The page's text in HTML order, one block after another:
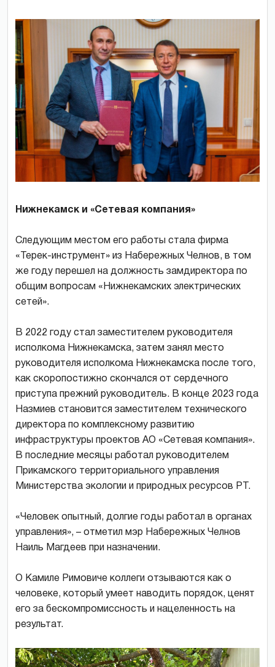
Нижнекамск и «Сетевая компания»
Следующим местом его работы стала фирма
«Терек-инструмент» из Набережных Челнов, в том
же году перешел на должность замдиректора по
общим вопросам «Нижнекамских электрических
сетей».
В 2022 году стал заместителем руководителя
исполкома Нижнекамска, затем занял место
руководителя исполкома Нижнекамска после того,
как скоропостижно скончался от сердечного
приступа прежний руководитель. В конце 2023 года
Назмиев становится заместителем технического
директора по комплексному развитию
инфраструктуры проектов АО «Сетевая компания».
В последние месяцы работал руководителем
Прикамского территориального управления
Министерства экологии и природных ресурсов РТ.
«Человек опытный, долгие годы работал в органах
управления», – отметил мэр Набережных Челнов
Наиль Магдеев при назначении.
О Камиле Римовиче коллеги отзываются как о
человеке, который умеет наводить порядок, ценят
его за бескомпромиссность и нацеленность на
результат.